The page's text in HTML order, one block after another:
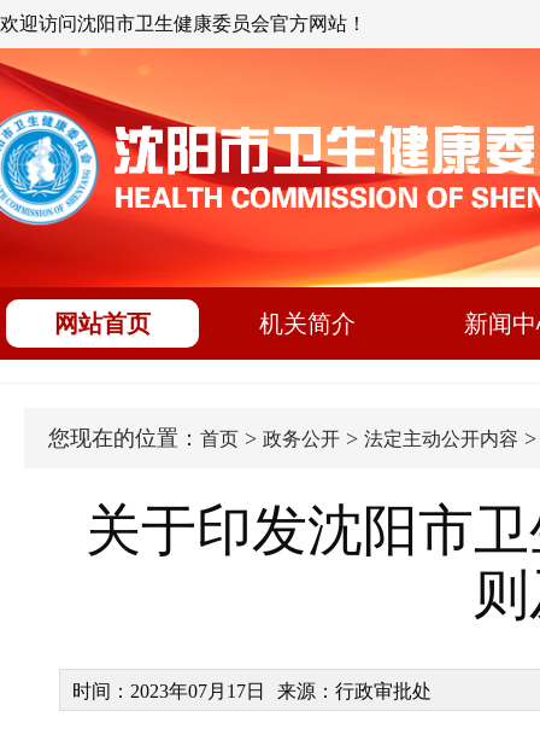
欢迎访问沈阳市卫生健康委员会官方网站！
网站首页 机关简介 新闻
您现在的位置： 首页 > 政务公开 > 法定主动公开内容
关于印发沈阳市
时间：2023年07月17日 来源：行政审批处